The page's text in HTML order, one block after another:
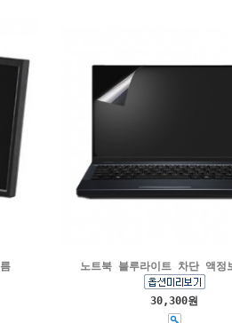
노트북 블루라이트 차단 액정
30,300원